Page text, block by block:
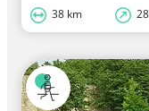
38 km